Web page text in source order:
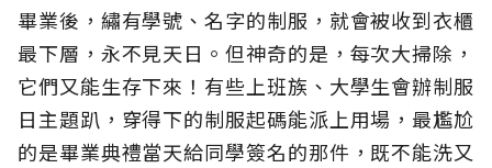
畢業後，繡有學號、名字的制服，就會被收到衣櫃
最下層，永不見天日。但神奇的是，每次大掃除，
它們又能生存下來！有些上班族、大學生會辦制服
日主題趴，穿得下的制服起碼能派上用場，最尷尬
的是畢業典禮當天給同學簽名的那件，既不能洗又